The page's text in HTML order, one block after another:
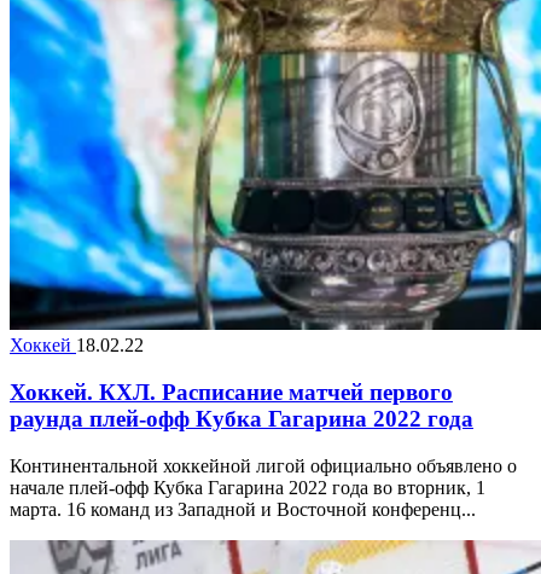
Хоккей 18.02.22
Хоккей. КХЛ. Расписание матчей первого
раунда плей-офф Кубка Гагарина 2022 года
Континентальной хоккейной лигой официально объявлено о
начале плей-офф Кубка Гагарина 2022 года во вторник, 1
марта. 16 команд из Западной и Восточной конференц...